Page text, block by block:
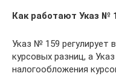
Как работают Указ №
Указ № 159 регулирует
курсовых разниц, а
налогообложения